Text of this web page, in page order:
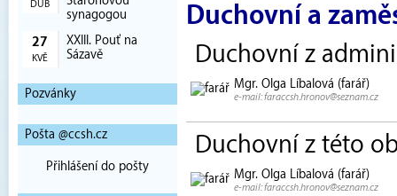
DUB
synagogou
27
KVĚ
XXIII. Pouť na
Sázavě
Pozvánky
Pošta @ccsh.cz
Přihlášení do pošty
Duchovní a
Duchovní z
Mgr. Olga Líbalová (farář)
e-mail: faraccsh.hronov@seznam.cz
Duchovní z této
Mgr. Olga Líbalová (farář)
e-mail: faraccsh.hronov@seznam.cz